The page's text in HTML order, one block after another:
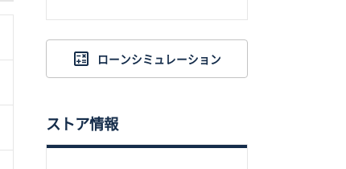
ローンシミュレーション
ストア情報